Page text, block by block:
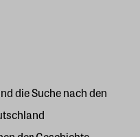
die Suche nach den